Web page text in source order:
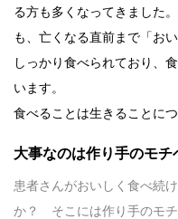
る方も多くなってきました
も、亡くなる直前まで「お
しっかり食べられており、
います。
食べることは生きることにつ
大事なのは作り手のモ
患者さんがおいしく食べ続
か？ そこには作り手のモ